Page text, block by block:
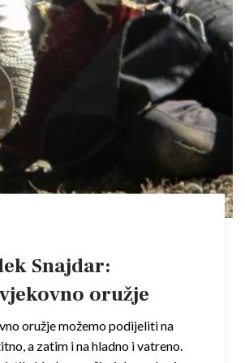
Snajdar:
oružje
oružje možemo podijeliti na
a zatim i na hladno i vatreno.